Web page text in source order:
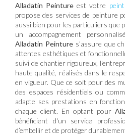
Alladatin Peintureest votre
propose des services de peinture
aussi bien pour les particuliers que
un accompagnement
Alladatin Peintures’assure que
attentes esthétiques et
suivi de chantier rigoureux,
haute qualité, réalisés dans le
en vigueur. Que ce soit pour des
des espaces résidentiels ou
adapte ses prestations en
chaque client. En optant pour
bénéficient d'un service
d’embellir et de protéger